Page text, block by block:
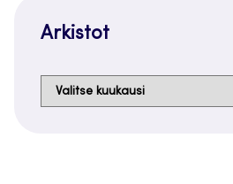
Arkistot
Arkistot